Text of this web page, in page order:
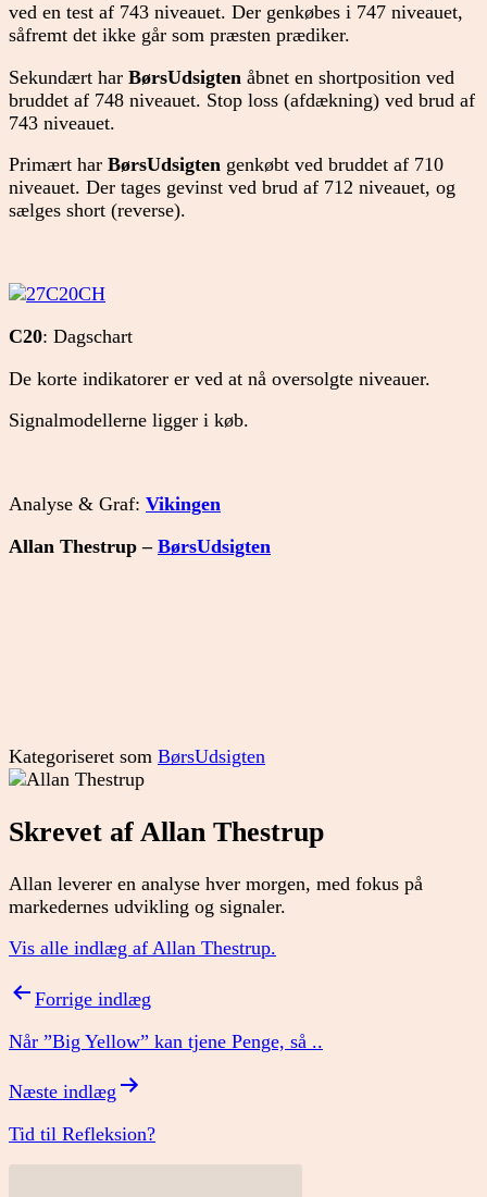
ved en test af 743 niveauet. Der genkøbes i 747 niveauet,
såfremt det ikke går som præsten prædiker.
Sekundært har BørsUdsigten åbnet en shortposition ved
bruddet af 748 niveauet. Stop loss (afdækning) ved brud af
743 niveauet.
Primært har BørsUdsigten genkøbt ved bruddet af 710
niveauet. Der tages gevinst ved brud af 712 niveauet, og
sælges short (reverse).
C20: Dagschart
De korte indikatorer er ved at nå oversolgte niveauer.
Signalmodellerne ligger i køb.
Analyse & Graf: Vikingen
Allan Thestrup – BørsUdsigten
Kategoriseret som BørsUdsigten
Skrevet af Allan Thestrup
Allan leverer en analyse hver morgen, med fokus på
markedernes udvikling og signaler.
Vis alle indlæg af Allan Thestrup.
Indlægsnavigation
Forrige indlæg
Når ”Big Yellow” kan tjene Penge, så ..
Næste indlæg
Tid til Refleksion?